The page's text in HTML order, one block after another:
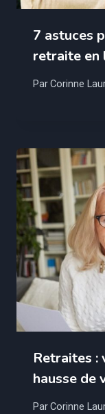
7 astuces
retraite en
ParCorinne
Retraites :
hausse de
ParCorinne